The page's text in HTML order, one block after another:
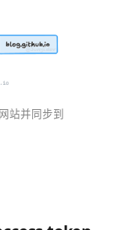
站并同步到